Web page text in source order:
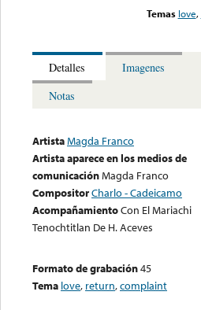
Temas love,
Detalles
Imagenes
Notas
ArtistaMagda Franco
Artista aparece en los medios de
comunicaciónMagda Franco
CompositorCharlo - Cadeicamo
AcompañamientoCon El Mariachi
Tenochtitlan De H. Aceves
Formato de grabación45
Tema love, return,complaint